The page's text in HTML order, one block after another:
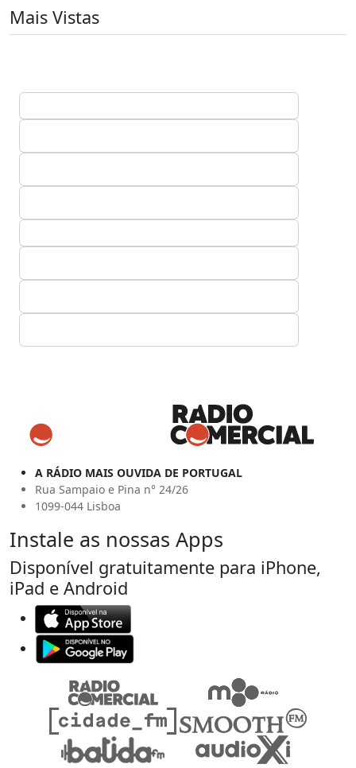
Mais Vistas
A RÁDIO MAIS OUVIDA DE PORTUGAL
Rua Sampaio e Pina n° 24/26
1099-044 Lisboa
Instale as nossas Apps
Disponível gratuitamente para iPhone,
iPad e Android